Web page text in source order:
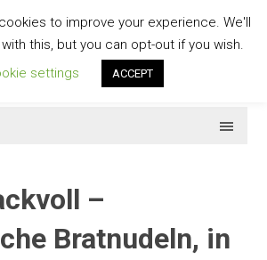
–
Bratnudeln, in
to improve your experience. We'll
this, but you can opt-out if you wish.
settings
ACCEPT